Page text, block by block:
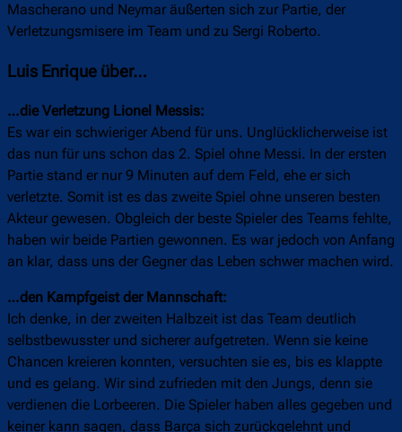
Mascherano und Neymar äußerten sich zur Partie, der
Verletzungsmisere im Team und zu Sergi Roberto.
Luis Enrique über…
…die Verletzung Lionel Messis:
Es war ein schwieriger Abend für uns. Unglücklicherweise ist
das nun für uns schon das 2. Spiel ohne Messi. In der ersten
Partie stand er nur 9 Minuten auf dem Feld, ehe er sich
verletzte. Somit ist es das zweite Spiel ohne unseren besten
Akteur gewesen. Obgleich der beste Spieler des Teams fehlte,
haben wir beide Partien gewonnen. Es war jedoch von Anfang
an klar, dass uns der Gegner das Leben schwer machen wird.
…den Kampfgeist der Mannschaft:
Ich denke, in der zweiten Halbzeit ist das Team deutlich
selbstbewusster und sicherer aufgetreten. Wenn sie keine
Chancen kreieren konnten, versuchten sie es, bis es klappte
und es gelang. Wir sind zufrieden mit den Jungs, denn sie
verdienen die Lorbeeren. Die Spieler haben alles gegeben und
keiner kann sagen, dass Barça sich zurückgelehnt und